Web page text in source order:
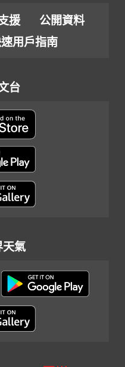
援
公開資料
用戶指南
台
天氣